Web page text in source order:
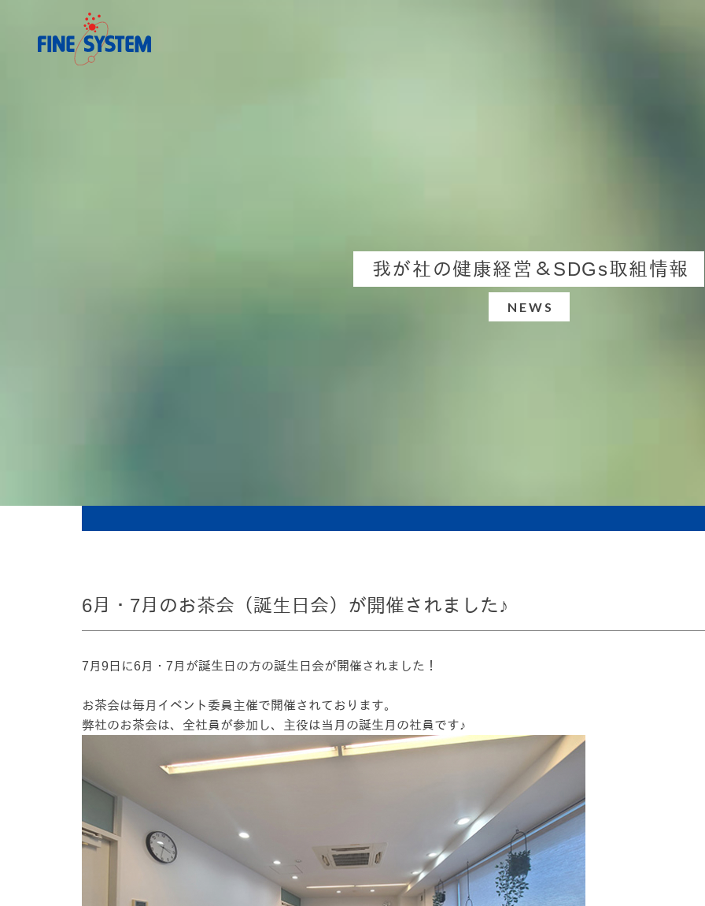
我が社の健康経営＆SDGs取組情報
NEWS
6月・7月のお茶会（誕生日会）が開催されました♪
7月9日に6月・7月が誕生日の方の誕生日会が開催されました！
お茶会は毎月イベント委員主催で開催されております。
弊社のお茶会は、全社員が参加し、主役は当月の誕生月の社員です♪